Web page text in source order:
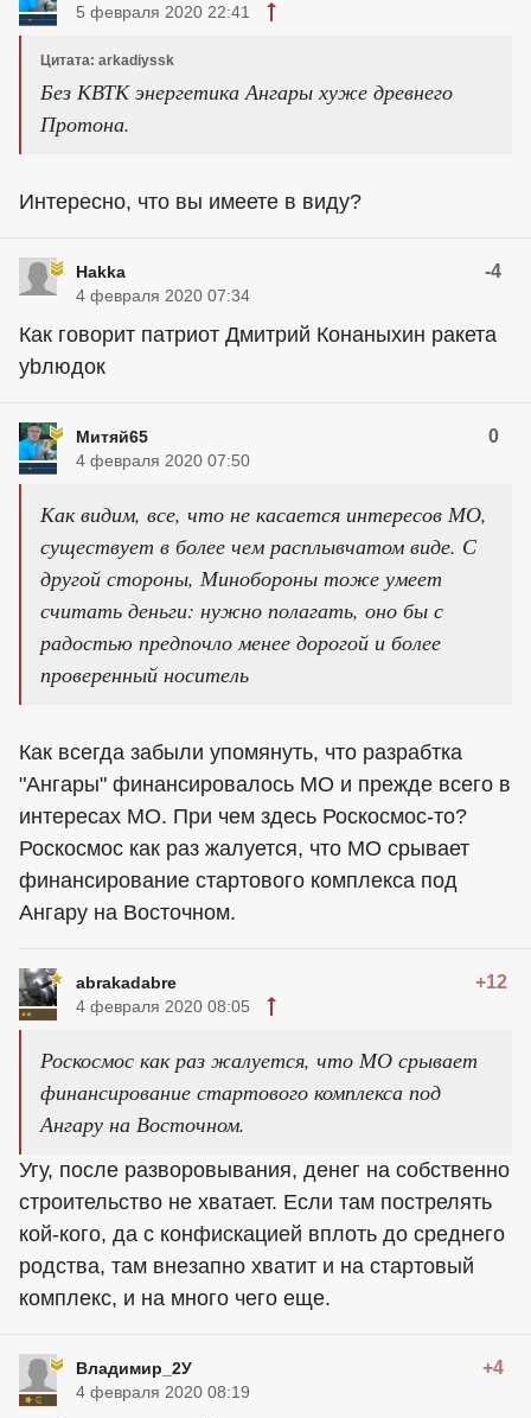
5 февраля 2020 22:41
Цитата: arkadiyssk
Без КВТК энергетика Ангары хуже древнего
Протона.
Интересно, что вы имеете в виду?
Hakka -4
4 февраля 2020 07:34
Как говорит патриот Дмитрий Конаныхин ракета
ybлюдок
Митяй65 0
4 февраля 2020 07:50
Как видим, все, что не касается интересов МО,
существует в более чем расплывчатом виде. С
другой стороны, Минобороны тоже умеет
считать деньги: нужно полагать, оно бы с
радостью предпочло менее дорогой и более
проверенный носитель
Как всегда забыли упомянуть, что разрабтка
"Ангары" финансировалось МО и прежде всего в
интересах МО. При чем здесь Роскосмос-то?
Роскосмос как раз жалуется, что МО срывает
финансирование стартового комплекса под
Ангару на Восточном.
abrakadabre +12
4 февраля 2020 08:05
Роскосмос как раз жалуется, что МО срывает
финансирование стартового комплекса под
Ангару на Восточном.
Угу, после разворовывания, денег на собственно
строительство не хватает. Если там пострелять
кой-кого, да с конфискацией вплоть до среднего
родства, там внезапно хватит и на стартовый
комплекс, и на много чего еще.
Владимир_2У +4
4 февраля 2020 08:19